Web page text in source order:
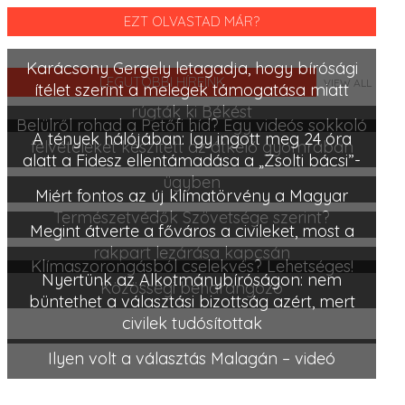
EZT OLVASTAD MÁR?
LEGUTÓBBI HÍREINK VIEW ALL
Karácsony Gergely letagadja, hogy bírósági
ítélet szerint a melegek támogatása miatt
rúgták ki Békést
Belülről rohad a Petőfi híd? Egy videós sokkoló
felvételeket készített az átkelő gyomrában
A tények hálójában: Így ingott meg 24 óra
alatt a Fidesz ellentámadása a „Zsolti bácsi”-
ügyben
Miért fontos az új klímatörvény a Magyar
Természetvédők Szövetsége szerint?
Megint átverte a főváros a civileket, most a
rakpart lezárása kapcsán
Klímaszorongásból cselekvés? Lehetséges!
Közösségi beharangozó
Nyertünk az Alkotmánybíróságon: nem
büntethet a választási bizottság azért, mert
civilek tudósítottak
Ilyen volt a választás Malagán – videó